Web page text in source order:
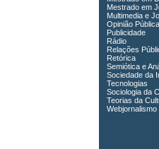
Mestrado em
Multimedia e
Opinião
Publicidade
Rádio
Relações
Retórica
Semiótica e
Sociedade da
Tecnologias
Sociologia da
Teorias da
Webjornalismo